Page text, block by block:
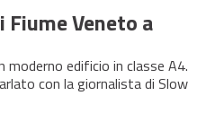
Veneto a
moderno edificio in classe A4.
con la giornalista di Slow